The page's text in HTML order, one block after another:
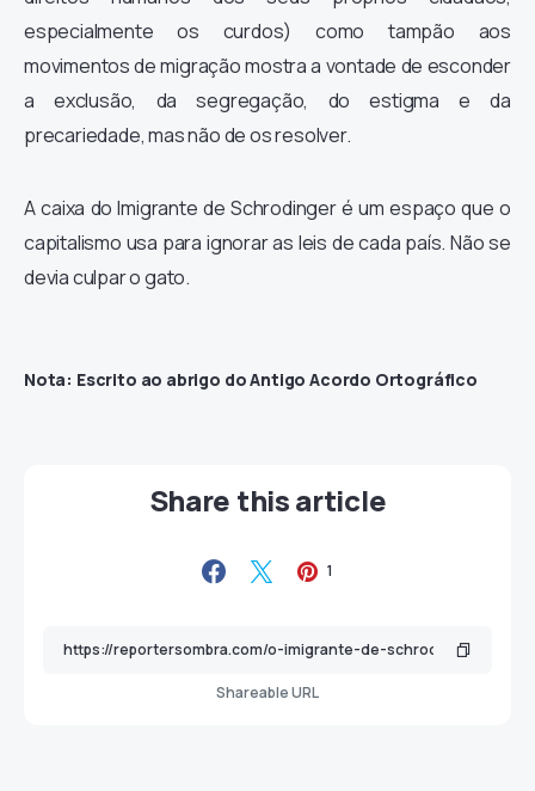
especialmente os curdos) como tampão aos
movimentos de migração mostra a vontade de esconder
a exclusão, da segregação, do estigma e da
precariedade, mas não de os resolver.
A caixa do Imigrante de Schrodinger é um espaço que o
capitalismo usa para ignorar as leis de cada país.Não se
devia culpar o gato.
Nota: Escrito ao abrigo do Antigo Acordo Ortográfico
Share this article
1
Shareable URL